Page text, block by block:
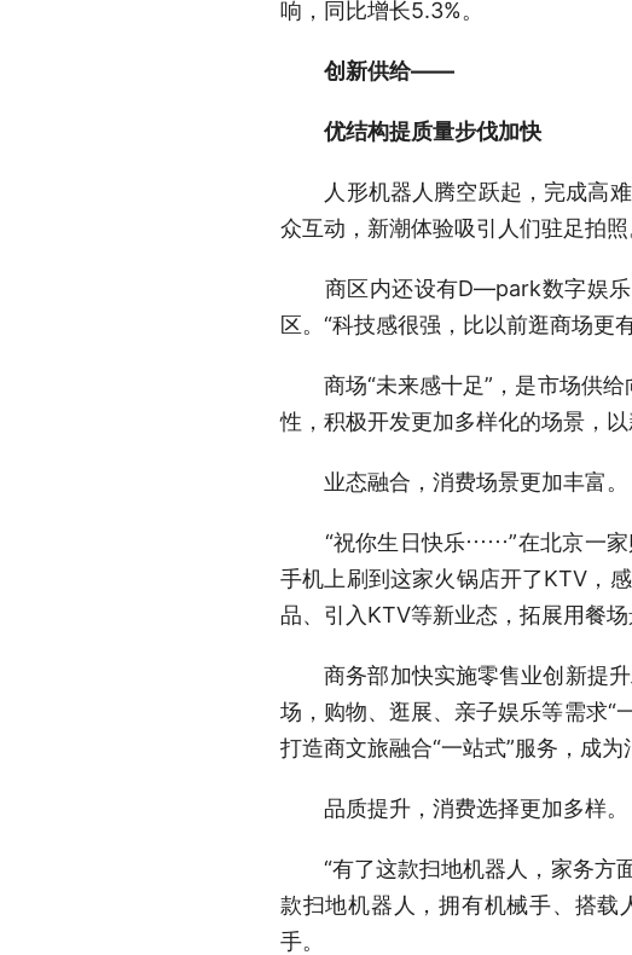
响，同比增长5.3%。
创新供给——
优结构提质量步伐加快
人形机器人腾空跃起，完成高难
众互动，新潮体验吸引人们驻足拍照
商区内还设有D—park数字娱乐
区。“科技感很强，比以前逛商场更
商场“未来感十足”，是市场供给
性，积极开发更加多样化的场景，以
业态融合，消费场景更加丰富。
“祝你生日快乐……”在北京一家购
手机上刷到这家火锅店开了KTV，
品、引入KTV等新业态，拓展用餐
商务部加快实施零售业创新提升
场，购物、逛展、亲子娱乐等需求“
打造商文旅融合“一站式”服务，成为
品质提升，消费选择更加多样。
“有了这款扫地机器人，家务方面
款扫地机器人，拥有机械手、搭载
手。